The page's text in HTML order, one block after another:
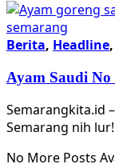
Berita, Headline,
Ayam Saudi
Semarangkita.id
Semarang nih
No More Posts